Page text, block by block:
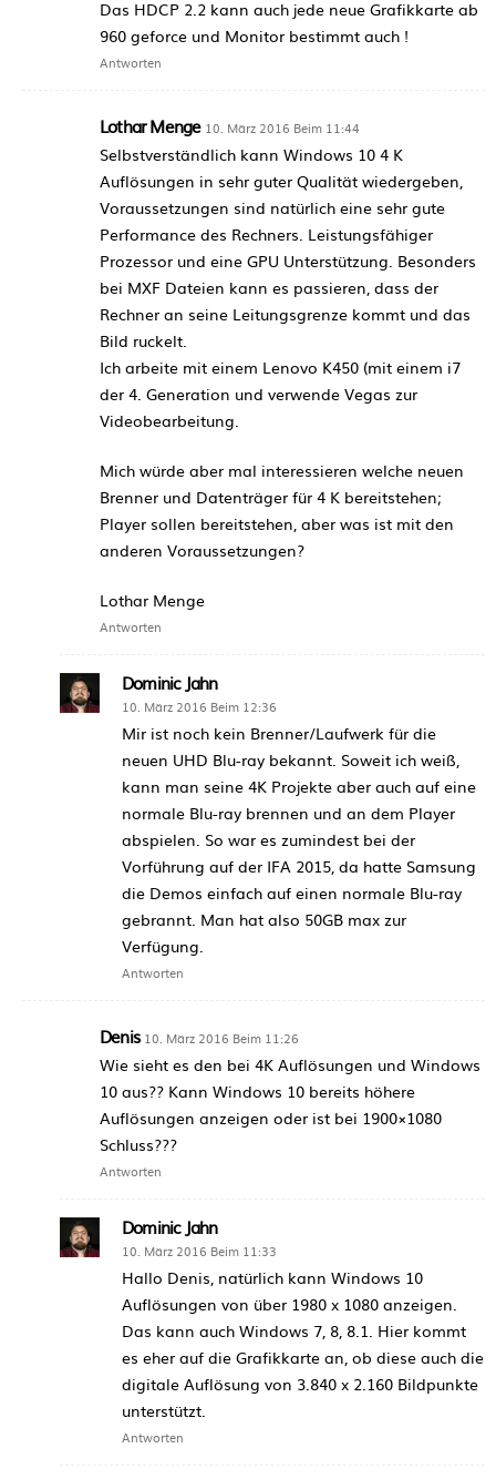
Das HDCP 2.2 kann auch jede neue Grafikkarte ab
960 geforce und Monitor bestimmt auch !
Antworten
Lothar Menge 10. März 2016 Beim 11:44
Selbstverständlich kann Windows 10 4 K
Auflösungen in sehr guter Qualität wiedergeben,
Voraussetzungen sind natürlich eine sehr gute
Performance des Rechners. Leistungsfähiger
Prozessor und eine GPU Unterstützung. Besonders
bei MXF Dateien kann es passieren, dass der
Rechner an seine Leitungsgrenze kommt und das
Bild ruckelt.
Ich arbeite mit einem Lenovo K450 (mit einem i7
der 4. Generation und verwende Vegas zur
Videobearbeitung.
Mich würde aber mal interessieren welche neuen
Brenner und Datenträger für 4 K bereitstehen;
Player sollen bereitstehen, aber was ist mit den
anderen Voraussetzungen?
Lothar Menge
Antworten
Dominic Jahn
10. März 2016 Beim 12:36
Mir ist noch kein Brenner/Laufwerk für die
neuen UHD Blu-ray bekannt. Soweit ich weiß,
kann man seine 4K Projekte aber auch auf eine
normale Blu-ray brennen und an dem Player
abspielen. So war es zumindest bei der
Vorführung auf der IFA 2015, da hatte Samsung
die Demos einfach auf einen normale Blu-ray
gebrannt. Man hat also 50GB max zur
Verfügung.
Antworten
Denis 10. März 2016 Beim 11:26
Wie sieht es den bei 4K Auflösungen und Windows
10 aus?? Kann Windows 10 bereits höhere
Auflösungen anzeigen oder ist bei 1900×1080
Schluss???
Antworten
Dominic Jahn
10. März 2016 Beim 11:33
Hallo Denis, natürlich kann Windows 10
Auflösungen von über 1980 x 1080 anzeigen.
Das kann auch Windows 7, 8, 8.1. Hier kommt
es eher auf die Grafikkarte an, ob diese auch die
digitale Auflösung von 3.840 x 2.160 Bildpunkte
unterstützt.
Antworten